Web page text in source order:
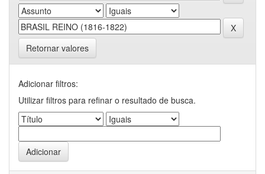
Retornar valores
Adicionar filtros:
Utilizar filtros para refinar o resultado de busca.